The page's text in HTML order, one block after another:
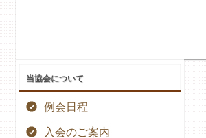
当協会について
例会日程
入会のご案内